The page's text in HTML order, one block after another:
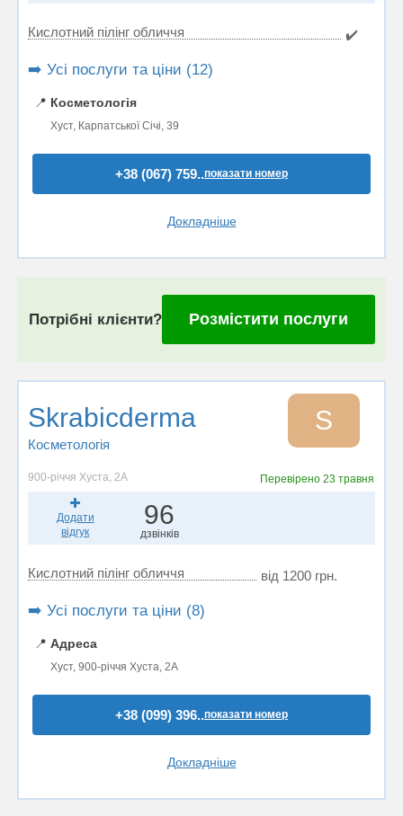
Кислотний пілінг обличчя ✔️
➡️ Усі послуги та ціни (12)
📍 Косметологія
Хуст, Карпатської Січі, 39
+38 (067) 759..показати номер
Докладніше
Потрібні клієнти? Розмістити послуги
Skrabicderma
Косметологія
S
900-річчя Хуста, 2А Перевірено23 травня
Додати
відгук
96
дзвінків
Кислотний пілінг обличчя від 1200 грн.
➡️ Усі послуги та ціни (8)
📍 Адреса
Хуст, 900-річчя Хуста, 2А
+38 (099) 396..показати номер
Докладніше